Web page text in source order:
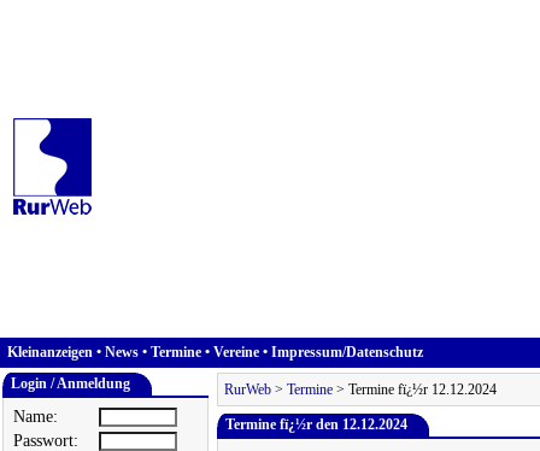
Kleinanzeigen • News • Termine • Vereine • Impressum/Datenschutz
Login / Anmeldung
Name:
Passwort:
RurWeb > Termine > Termine fï¿½r 12.12.2024
Termine fï¿½r den 12.12.2024